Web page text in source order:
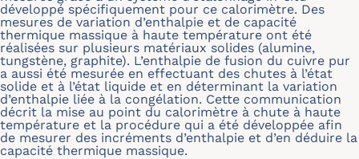
développé spécifiquement pour ce calorimètre. Des
mesures de variation d’enthalpie et de capacité
thermique massique à haute température ont été
réalisées sur plusieurs matériaux solides (alumine,
tungstène, graphite). L’enthalpie de fusion du cuivre pur
a aussi été mesurée en effectuant des chutes à l’état
solide et à l’état liquide et en déterminant la variation
d’enthalpie liée à la congélation. Cette communication
décrit la mise au point du calorimètre à chute à haute
température et la procédure qui a été développée afin
de mesurer des incréments d’enthalpie et d’en déduire la
capacité thermique massique.